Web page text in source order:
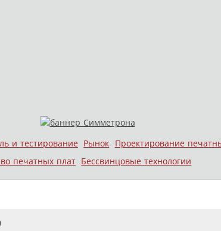
и тестирование Рынок Проектирование
печатных плат Бессвинцовые технологии